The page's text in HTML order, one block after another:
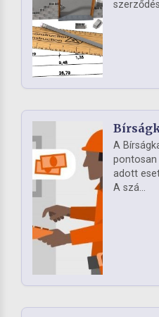
A
pontosan
adott
A szá...